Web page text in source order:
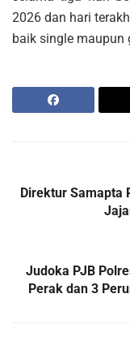
2026 dan hari
baik single maupun
Direktur Samapta
Judoka PJB
Perak dan 3